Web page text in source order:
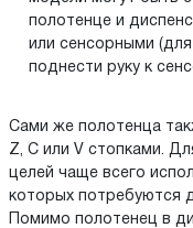
полотенце и
или сенсорными
поднести руку к
Сами же полотенца
Z, C или V стопками.
целей чаще всего
которых потребуются
Помимо полотенец в